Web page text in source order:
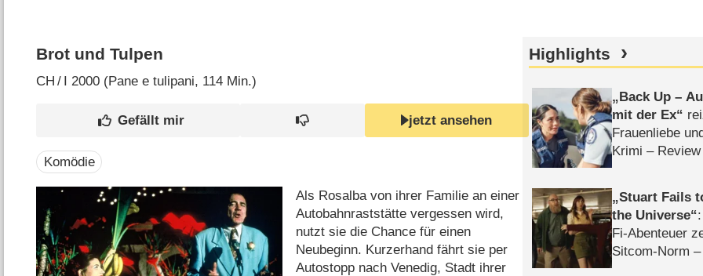
Brot und Tulpen
CH / I 2000 (Pane e tulipani‎, 114 Min.)
jetzt ansehen
Komödie
Als Rosalba von ihrer Familie an einer
Autobahnraststätte vergessen wird,
nutzt sie die Chance für einen
Neubeginn. Kurzerhand fährt sie per
Autostopp nach Venedig, Stadt ihrer
Highlights
Back Up –
mit der Ex
Frauenliebe
Krimi – Review
Stuart Fails
the Universe
Fi-Abenteuer
Sitcom-Norm